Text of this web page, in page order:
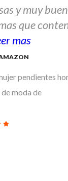
y muy
que
mas
pendientes
moda de